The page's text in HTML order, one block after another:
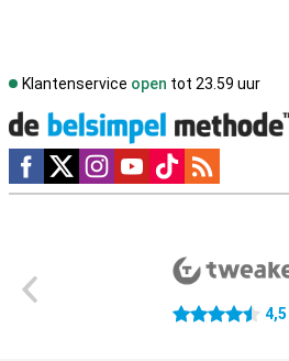
Klantenservice open tot 23.59 uur
Social media
4.5 sterren 4,5